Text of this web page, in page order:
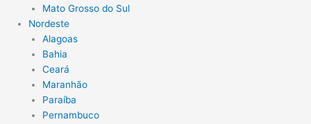
Mato Grosso do Sul
Nordeste
Alagoas
Bahia
Ceará
Maranhão
Paraíba
Pernambuco